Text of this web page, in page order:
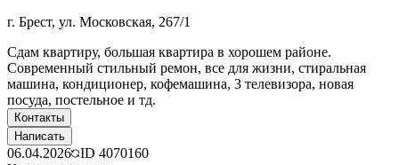
г. Брест, ул. Московская, 267/1
Сдам квартиру, большая квартира в хорошем районе.
Современный стильный ремон, все для жизни, стиральная
машина, кондиционер, кофемашина, 3 телевизора, новая
посуда, постельное и тд.
Контакты
Написать
06.04.2026 ID 4070160